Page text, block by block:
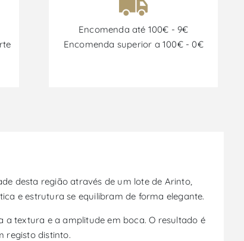
Encomenda até 100€ - 9€
Encomenda superior a 100€ - 0€
desta região através de um lote de Arinto,
e estrutura se equilibram de forma elegante.
textura e a amplitude em boca. O resultado é
registo distinto.